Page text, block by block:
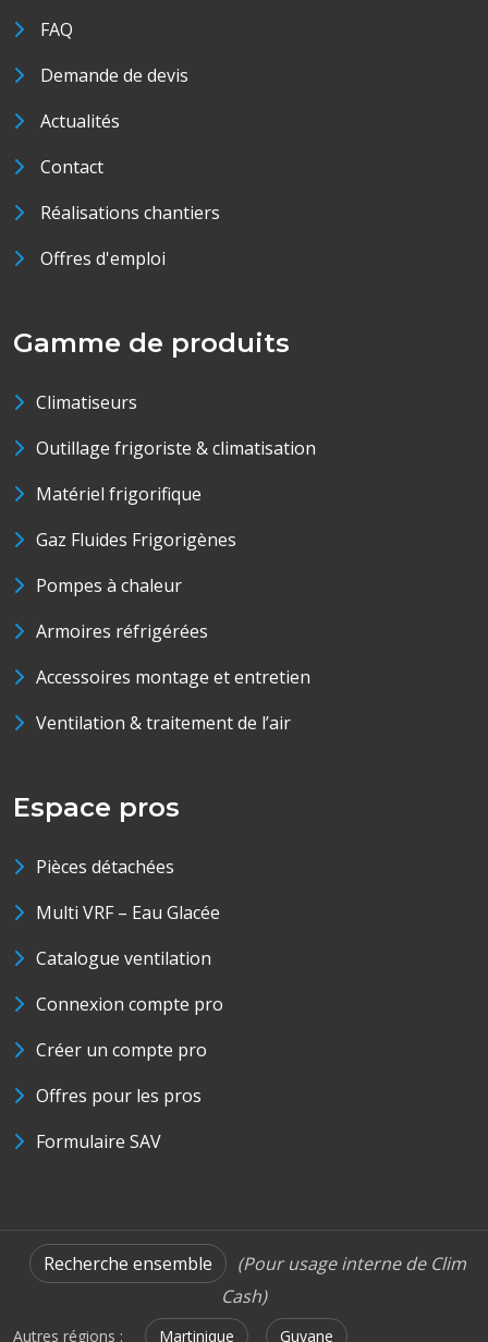
FAQ
Demande de devis
Actualités
Contact
Réalisations chantiers
Offres d'emploi
Gamme de produits
Climatiseurs
Outillage frigoriste & climatisation
Matériel frigorifique
Gaz Fluides Frigorigènes
Pompes à chaleur
Armoires réfrigérées
Accessoires montage et entretien
Ventilation & traitement de l’air
Espace pros
Pièces détachées
Multi VRF – Eau Glacée
Catalogue ventilation
Connexion compte pro
Créer un compte pro
Offres pour les pros
Formulaire SAV
Recherche ensemble
(Pour usage interne de Clim
Cash)
Autres régions : Martinique Guyane